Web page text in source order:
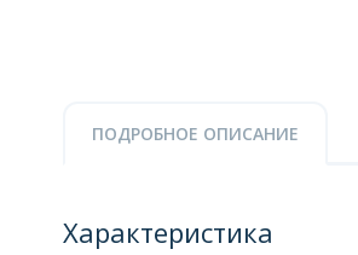
ПОДРОБНОЕ ОПИСАНИЕ
Характеристика